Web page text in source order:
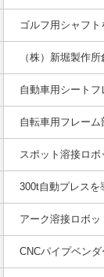
ゴルフ用シャフト
（株）新堀製作
自動車用シート
自転車用フレー
スポット溶接ロボ
300t自動プレスを
アーク溶接ロボッ
CNCパイプベンダ